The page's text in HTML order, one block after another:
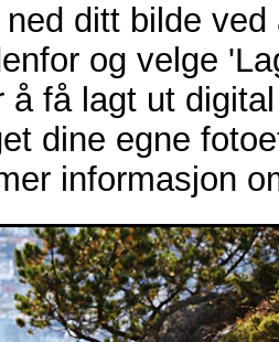
ned ditt bilde
og velge
å få lagt ut
dine egne
informasjon